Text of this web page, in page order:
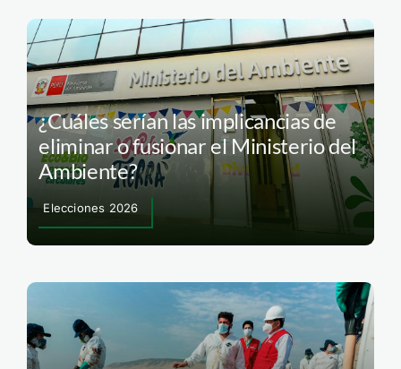
¿Cuáles serían las implicancias de
eliminar o fusionar el Ministerio del
Ambiente?
Elecciones 2026